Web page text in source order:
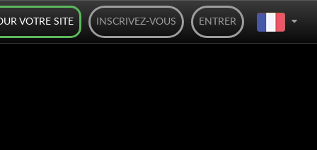
ENTRER
INSCRIVEZ-VOUS
VOTRE SITE